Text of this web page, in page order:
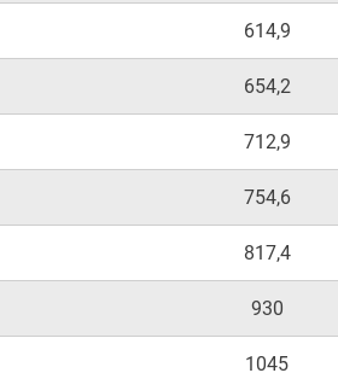
614,9
654,2
712,9
754,6
817,4
930
1045